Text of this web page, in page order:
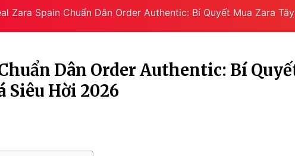
Zara Spain Chuẩn Dân Order Authentic: Bí Quyết Mua Zara
Dân Order Authentic: Bí
Siêu Hời 2026